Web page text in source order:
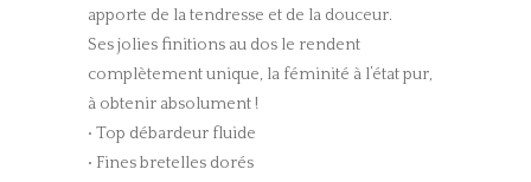
apporte de la tendresse et de la douceur.
Ses jolies finitions au dos le rendent
complètement unique, la féminité à l’état pur,
à obtenir absolument !
• Top débardeur fluide
• Fines bretelles dorés